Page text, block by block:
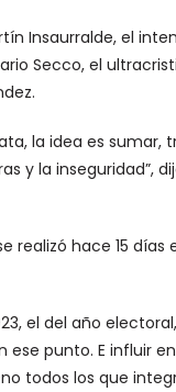
Insaurralde, el
Secco, el
la idea es sumar,
y la inseguridad”,
realizó hace 15
el del año
punto. E influir
todos los que